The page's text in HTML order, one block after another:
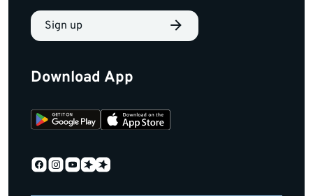
Sign up
Download App